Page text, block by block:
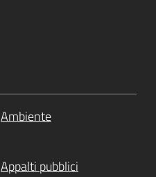
Ambiente
Appalti pubblici